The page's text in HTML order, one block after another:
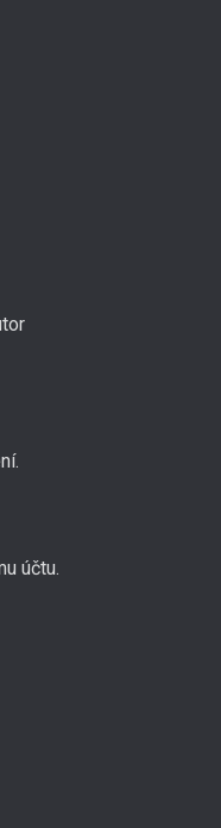
účtu.